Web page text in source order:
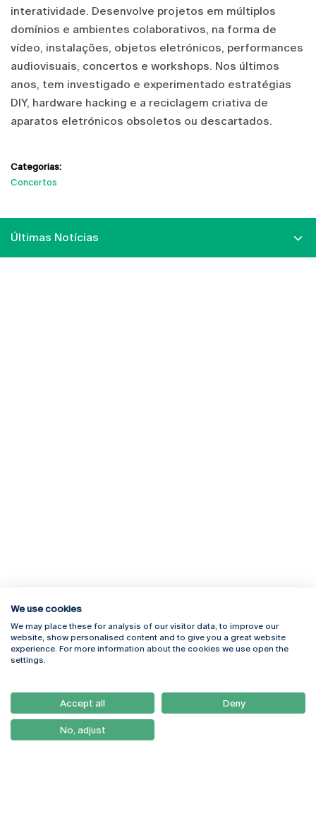
interatividade. Desenvolve projetos em múltiplos
domínios e ambientes colaborativos, na forma de
vídeo, instalações, objetos eletrónicos, performances
audiovisuais, concertos e workshops. Nos últimos
anos, tem investigado e experimentado estratégias
DIY, hardware hacking e a reciclagem criativa de
aparatos eletrónicos obsoletos ou descartados.
Categorias:
Concertos
Últimas Notícias
Rua Diogo Botelho 1327
4169-005 Porto
+351 226 196 240
Campus Online
Webmail
Como Chegar
Newsletter
We use cookies
We may place these for analysis of our visitor data, to improve our
website, show personalised content and to give you a great website
experience. For more information about the cookies we use open the
settings.
Accept all Deny
No, adjust